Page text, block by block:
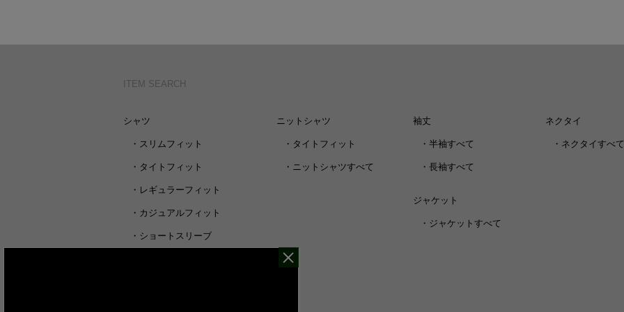
ITEM SEARCH
シャツ
・ スリムフィット
・ タイトフィット
・ レギュラーフィット
・ カジュアルフィット
・ ショートスリーブ
ニットシャツ
・ タイトフィット
・ ニットシャツすべて
袖丈
・ 半袖すべて
・ 長袖すべて
ジャケット
・ ジャケットすべて
ネクタイ
・ ネクタイすべて